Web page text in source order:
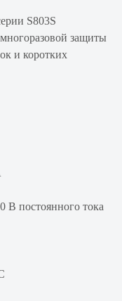
S803S
защиты
и коротких
В постоянного тока